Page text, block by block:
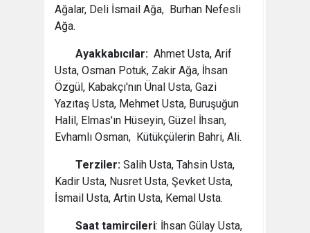
Ağalar, Deli İsmail Ağa, Burhan Nefesli
Ağa.
Ayakkabıcılar: Ahmet Usta, Arif
Usta, Osman Potuk, Zakir Ağa, İhsan
Özgül, Kabakçı'nın Ünal Usta, Gazi
Yazıtaş Usta, Mehmet Usta, Buruşuğun
Halil, Elmas'ın Hüseyin, Güzel İhsan,
Evhamlı Osman, Kütükçülerin Bahri, Ali.
Terziler: Salih Usta, Tahsin Usta,
Kadir Usta, Nusret Usta, Şevket Usta,
İsmail Usta, Artin Usta, Kemal Usta.
Saat tamircileri: İhsan Gülay Usta,